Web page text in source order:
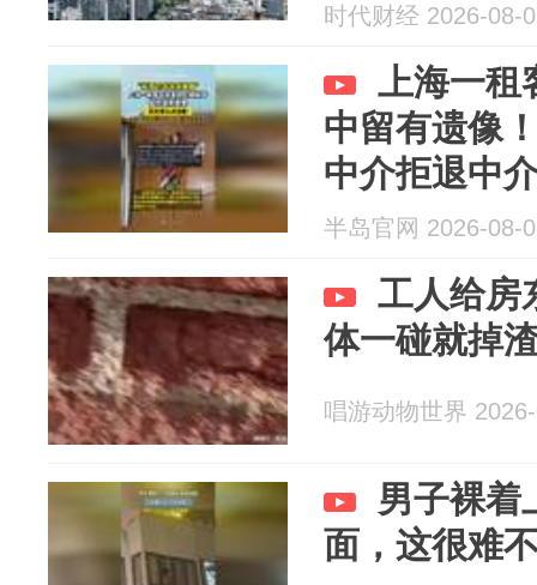
时代财经 2026-08-
上海一租
中留有遗像
中介拒退中
半岛官网 2026-08-
工人给房
体一碰就掉
唱游动物世界
男子裸着
面，这很难